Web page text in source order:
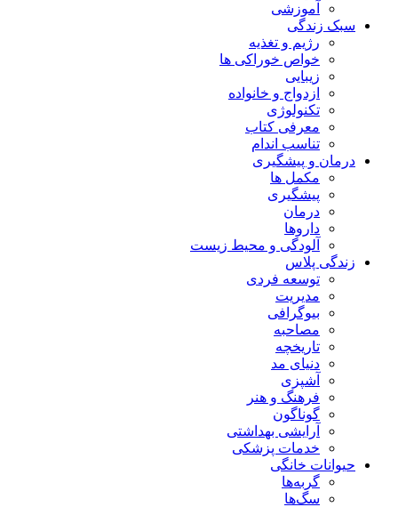
آموزشی
سبک زندگی
رژیم و تغذیه
خواص خوراکی ها
زیبایی
ازدواج و خانواده
تکنولوژی
معرفی کتاب
تناسب اندام
درمان و پیشگیری
مکمل ها
پیشگیری
درمان
داروها
آلودگی و محیط زیست
زندگی پلاس
توسعه فردی
مدیریت
بیوگرافی
مصاحبه
تاریخچه
دنیای مد
آشپزی
فرهنگ و هنر
گوناگون
آرایشی بهداشتی
خدمات پزشکی
حیوانات خانگی
گربه‌ها
سگ‌ها